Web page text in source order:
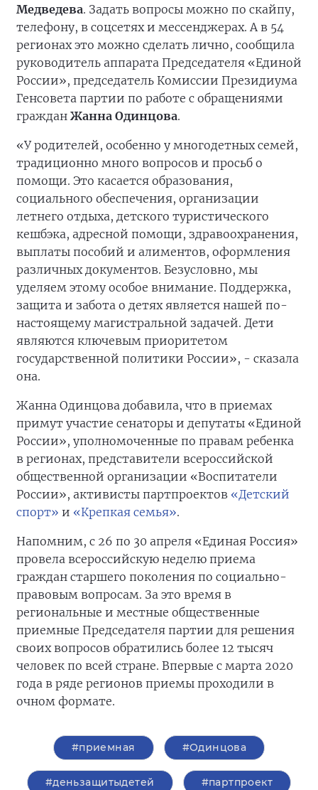
Медведева. Задать вопросы можно по скайпу,
телефону, в соцсетях и мессенджерах. А в 54
регионах это можно сделать лично, сообщила
руководитель аппарата Председателя «Единой
России», председатель Комиссии Президиума
Генсовета партии по работе с обращениями
граждан Жанна Одинцова.
«У родителей, особенно у многодетных семей,
традиционно много вопросов и просьб о
помощи. Это касается образования,
социального обеспечения, организации
летнего отдыха, детского туристического
кешбэка, адресной помощи, здравоохранения,
выплаты пособий и алиментов, оформления
различных документов. Безусловно, мы
уделяем этому особое внимание. Поддержка,
защита и забота о детях является нашей по-
настоящему магистральной задачей. Дети
являются ключевым приоритетом
государственной политики России», - сказала
она.
Жанна Одинцова добавила, что в приемах
примут участие сенаторы и депутаты «Единой
России», уполномоченные по правам ребенка
в регионах, представители всероссийской
общественной организации «Воспитатели
России», активисты партпроектов «Детский
спорт» и «Крепкая семья».
Напомним, с 26 по 30 апреля «Единая Россия»
провела всероссийскую неделю приема
граждан старшего поколения по социально-
правовым вопросам. За это время в
региональные и местные общественные
приемные Председателя партии для решения
своих вопросов обратились более 12 тысяч
человек по всей стране. Впервые с марта 2020
года в ряде регионов приемы проходили в
очном формате.
#приемная #Одинцова
#деньзащитыдетей #партпроект